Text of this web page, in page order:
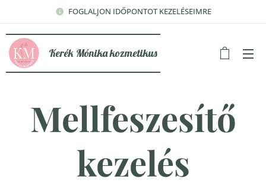
FOGLALJON IDŐPONTOT KEZELÉSEIMRE
Kerék Mónika kozmetikus
Mellfeszesítő
kezelés